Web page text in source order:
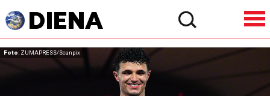
Foto: ZUMAPRESS/Scanpix